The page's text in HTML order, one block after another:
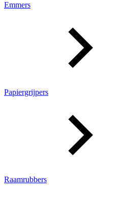
Emmers
Papiergrijpers
Raamrubbers